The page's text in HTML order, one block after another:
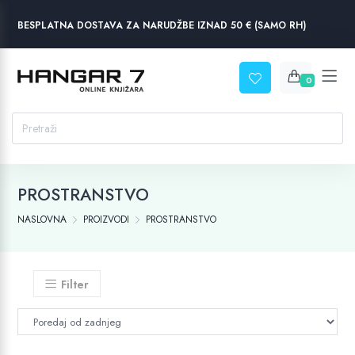
BESPLATNA DOSTAVA ZA NARUDŽBE IZNAD 50 € (SAMO RH)
0
PROSTRANSTVO
NASLOVNA PROIZVODI PROSTRANSTVO
Filter